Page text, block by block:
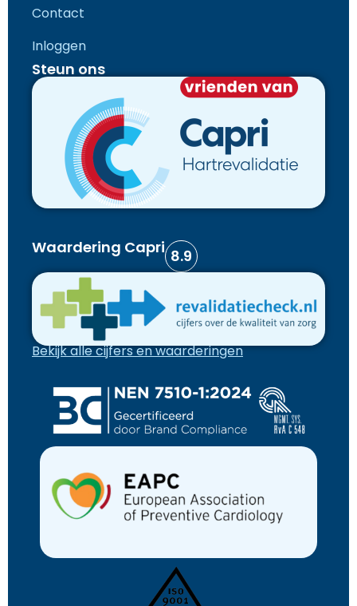
Contact
Inloggen
Steun ons
Waardering Capri 8.9
Bekijk alle cijfers en waarderingen